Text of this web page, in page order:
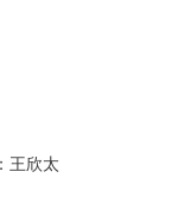
欣太